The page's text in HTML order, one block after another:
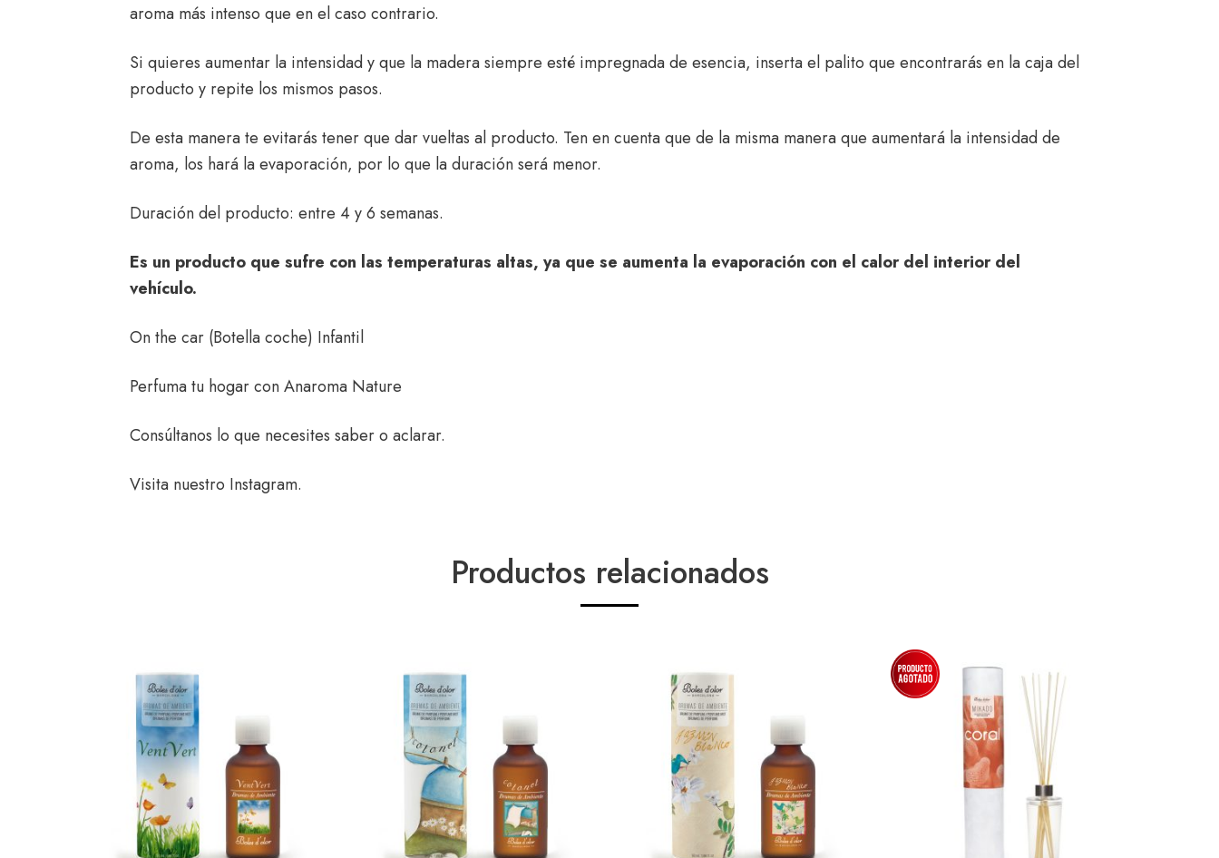
aroma más intenso que en el caso contrario.
Si quieres aumentar la intensidad y que la madera siempre esté impregnada de esencia, inserta el palito que encontrarás en la caja del
producto y repite los mismos pasos.
De esta manera te evitarás tener que dar vueltas al producto. Ten en cuenta que de la misma manera que aumentará la intensidad de
aroma, los hará la evaporación, por lo que la duración será menor.
Duración del producto: entre 4 y 6 semanas.
Es un producto que sufre con las temperaturas altas, ya que se aumenta la evaporación con el calor del interior del
vehículo.
On the car (Botella coche) Infantil
Perfuma tu hogar conAnaroma Nature
Consúltanos lo que necesites saber o aclarar.
Visita nuestro Instagram.
Productos relacionados